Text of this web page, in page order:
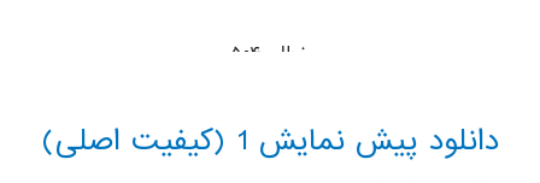
دانلود پیش نمایش 1 (کیفیت اصلی)